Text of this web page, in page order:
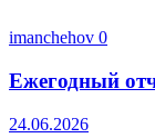
imanchehov 0
Ежегодный
24.06.2026